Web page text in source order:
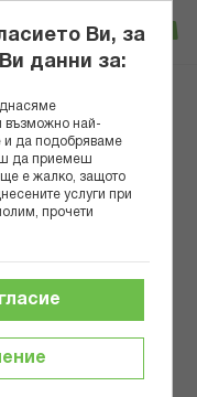
Вход
ПРИ ЧУВСТВИТЕЛНА
40МЛ
Ви, за
данни за:
възможно най-
и да подобряваме
да приемеш
ще е жалко, защото
услуги при
прочети